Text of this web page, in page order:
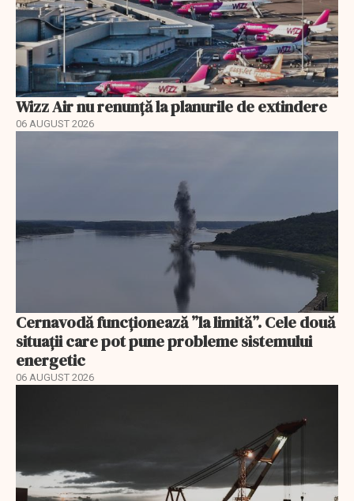
Wizz Air nu renunță la planurile de extindere
06 AUGUST 2026
Cernavodă funcționează ”la limită”. Cele două
situații care pot pune probleme sistemului
energetic
06 AUGUST 2026